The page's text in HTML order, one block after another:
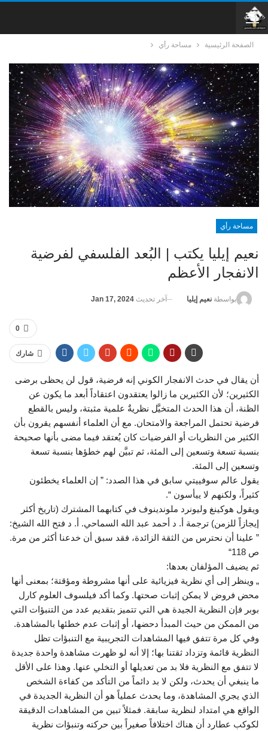
الصفحة الرئيسية مساحة رأي
مساحة رأي
نعيم إيليا يكتب | البُعد الفلسفي لفرضية
الانفجار الأعظم
بواسطة نعيم إيليا آخر تحديث Jan 17, 2024
0
شارك
أن يقال في حدث الانفجار الكوني إنه فرضية، قول لن يحظى برضى
الكثيرين؛ لأن الكثيرين ما زالوا يعتقدون اعتقاداً أبعد ما يكون عن
الظنة، أن هذا الحدث المتخيَّل نظريةٌ علمية مثبتة، وليس بالقطع
فرضية تحتمل المراجعة والامتحان. مع أن العلماء أنفسهم يقرون بأن
الكثير من النظريات أو الفرضيات كان يُعتقد فيما مضى بأنها صحيحة
بنسبة تسعة وتسعين إلى المئة، ثم تبيَّن لهم خطؤها بنسبة تسعة
وتسعين إلى المئة.
يقول عالم سوفييتي سابق في هذا الصدد: ” إن العلماء يخطئون
كثيراً، ولكنهم لا ييأسون “.
ويقول هوكينغ وليونرد ملوندينوف في كتابهما المشترك (تاريخ أكثر
إيجازاً للزمن) ترجمة أ. د أحمد عبد الله السماحي. أ. د فتح الله الشيخ:
” علينا أن نحترس من الثقة الزائدة، فقد سبق أن خدعنا أكثر من مرة.
ص 118“
ثم يضيف المؤلفان بعدها:
„ وينظر إلى أي نظرية فيزيائية على أنها مشروطة ومؤقتة؛ بمعنى أنها
محض فروض لا يمكن إثبات صحتها. وكما أكد فيلسوف العلوم كارل
بوبر فإن النظرية الجيدة هي التي تتميز بتقديم عدد من التنبؤات التي
من الممكن من حيث المبدأ دحضها، أو إثبات عدم خطئها بالمشاهدة.
وفي كل مرة تتفق فيها المشاهدات التجريبية مع التنبؤات تظل
النظرية قائمة وتزداد ثقتنا بها؛ إلا أنه لو ظهرت مشاهدة واحدة جديدة
لا تتفق مع النظرية فلا بد من تعديلها أو التخلي عنها. وهذا على الأقل
ما ينبغي أن يحدث، ولكن لا بد دائماً من التأكد من كفاءة الشخص
الذي يجري المشاهدة، وما يحدث عملياً هو أن النظرية الجديدة في
الواقع هي امتداد لنظرية سابقة. فمثلاً تبين من المشاهدات الدقيقة
لكوكب عطارد أن هناك اختلافاً صغيراً بين حركته وتنبؤات نظرية